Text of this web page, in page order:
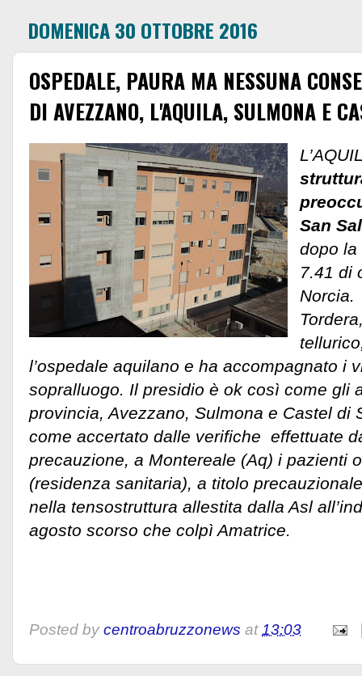
DOMENICA 30 OTTOBRE 2016
OSPEDALE, PAURA MA NESSUNA
DI AVEZZANO, L'AQUILA, SULMONA E
San
dopo la
7.41 di
Norcia.
l’ospedale aquilano e ha accompagnato i
sopralluogo. Il presidio è ok così come gli
provincia, Avezzano, Sulmona e Castel di
come accertato dalle verifiche effettuate
precauzione, a Montereale (Aq) i pazienti
(residenza sanitaria), a titolo
nella tensostruttura allestita dalla Asl
agosto scorso che colpì Amatrice.
Posted by centroabruzzonews at13:03